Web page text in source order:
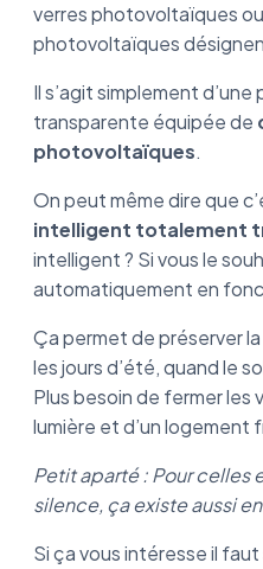
verres photovoltaïques
photovoltaïques
Il s’agit simplement
transparente équipée de
photovoltaïques.
On peut même dire que
intelligent totalement
intelligent ? Si vous le
automatiquement en
Ça permet de préserver
les jours d’été, quand le
Plus besoin de fermer les
lumière et d’un logement
Petit aparté : Pour celles
silence, ça existe aussi en
Si ça vous intéresse il